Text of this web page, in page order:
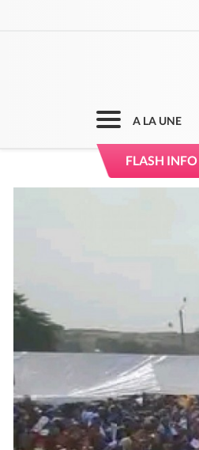
A LA UNE
FLASH INFO